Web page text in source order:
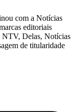
com a Notícias
editoriais
NTV, Delas, Notícias
de titularidade